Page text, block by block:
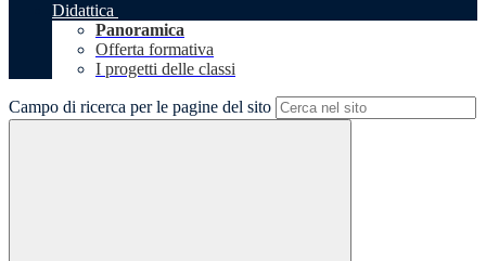
Didattica
Panoramica
Offerta formativa
I progetti delle classi
Campo di ricerca per le pagine del sito